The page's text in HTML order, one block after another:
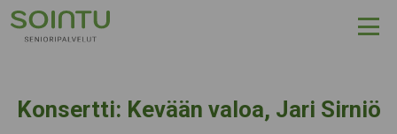
Hyppää sisältöön
Konsertti: Kevään valoa, Jari Sirniö